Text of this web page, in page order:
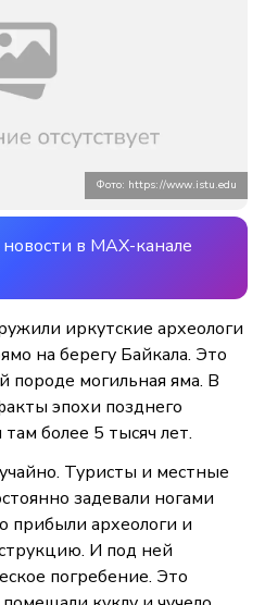
Фото: https://www.istu.edu
в MAX-канале
иркутские археологи
на берегу Байкала. Это
породе могильная яма. В
эпохи позднего
более 5 тысяч лет.
Туристы и местные
задевали ногами
прибыли археологи и
И под ней
погребение. Это